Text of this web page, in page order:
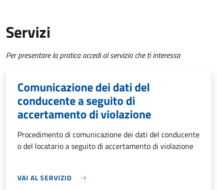
Servizi
Per presentare la pratica accedi al servizio che ti interessa
Comunicazione dei dati del
conducente a seguito di
accertamento di violazione
Procedimento di comunicazione dei dati del conducente
o del locatario a seguito di accertamento di violazione
VAI AL SERVIZIO